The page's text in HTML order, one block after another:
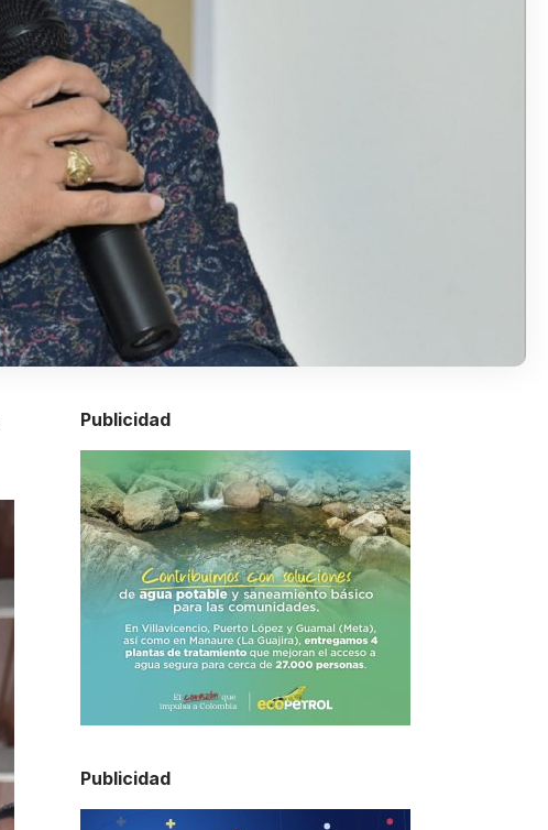
Publicidad
Publicidad